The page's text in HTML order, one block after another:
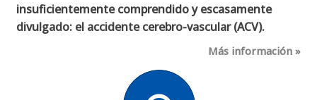
insuficientemente comprendido y escasamente
divulgado: el accidente cerebro-vascular (ACV).
Más información